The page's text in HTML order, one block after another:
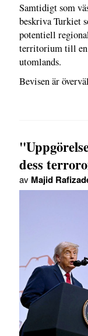
Samtidigt som
beskriva Turkiet
potentiell
territorium till en
utomlands.
Bevisen är
dess
av Majid